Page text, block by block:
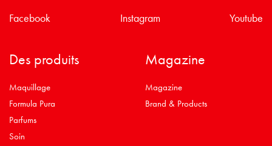
Facebook Instagram Youtube
Des produits
Maquillage
Formula Pura
Parfums
Soin
Magazine
Magazine
Brand & Products